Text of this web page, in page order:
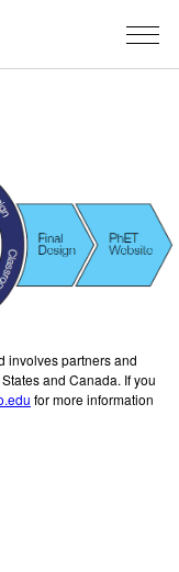
involves partners and
and Canada. If you
for more information